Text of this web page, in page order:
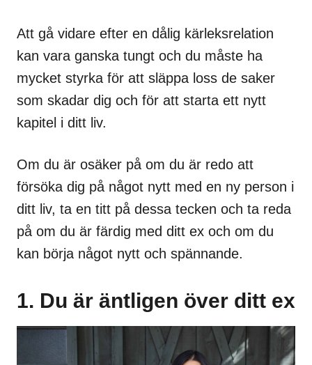
Att gå vidare efter en dålig kärleksrelation
kan vara ganska tungt och du måste ha
mycket styrka för att släppa loss de saker
som skadar dig och för att starta ett nytt
kapitel i ditt liv.
Om du är osäker på om du är redo att
försöka dig på något nytt med en ny person i
ditt liv, ta en titt på dessa tecken och ta reda
på om du är färdig med ditt ex och om du
kan börja något nytt och spännande.
1. Du är äntligen över ditt ex